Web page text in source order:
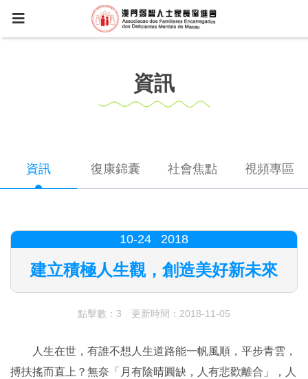
資訊
資訊 復康錦囊 社會焦點 視頻專區
10-24 2018
建立積極人生觀，創造美好新未來
點擊數：3 更新時間：2018-11-05
人生在世，有誰不想人生道路能一帆風順，平步青雲，
搏扶搖而直上？無奈「月有陰晴圓缺，人有悲歡離合」，人